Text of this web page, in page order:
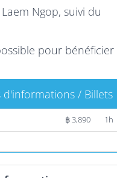
Ngop, suivi du
pour bénéficier
d'informations / Billets
฿ 3,890 1h